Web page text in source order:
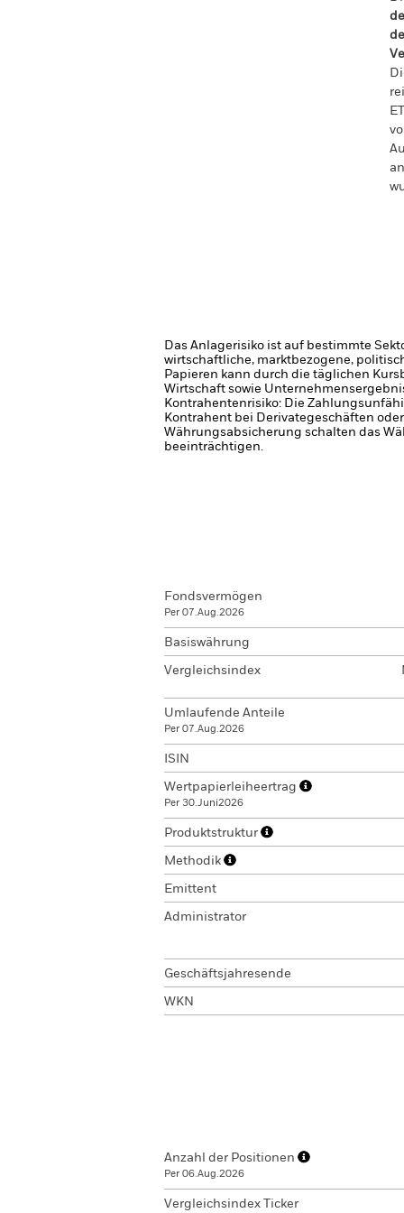
Das Anlagerisiko ist auf bestimmte
wirtschaftliche, marktbezogene,
Papieren kann durch die täglichen
Wirtschaft sowie
Kontrahentenrisiko: Die
Kontrahent bei Derivategeschäften
Währungsabsicherung schalten das
beeinträchtigen.
Fondsvermögen
Per 07.Aug.2026
Basiswährung
Vergleichsindex
Umlaufende Anteile
Per 07.Aug.2026
ISIN
Wertpapierleiheertrag
Per 30.Juni2026
Produktstruktur
Methodik
Emittent
Administrator
Geschäftsjahresende
WKN
Anzahl der Positionen
Per 06.Aug.2026
Vergleichsindex Ticker